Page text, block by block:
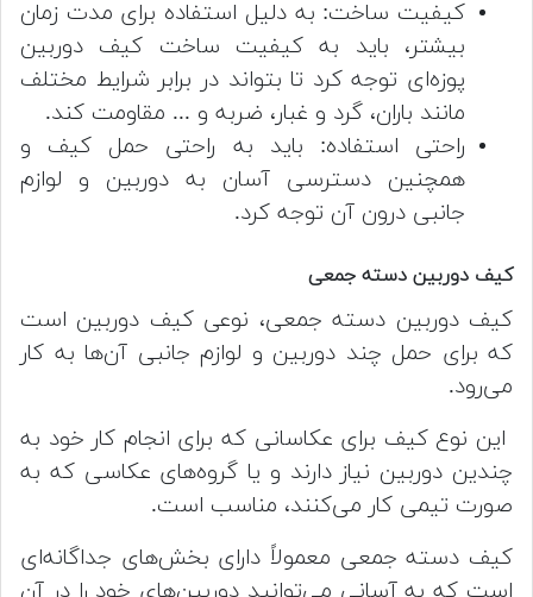
کیفیت ساخت: به دلیل استفاده برای مدت زمان
بیشتر، باید به کیفیت ساخت کیف دوربین
پوزه‌ای توجه کرد تا بتواند در برابر شرایط مختلف
مانند باران، گرد و غبار، ضربه و ... مقاومت کند.
راحتی استفاده: باید به راحتی حمل کیف و
همچنین دسترسی آسان به دوربین و لوازم
جانبی درون آن توجه کرد.
کیف دوربین دسته جمعی
کیف دوربین دسته جمعی، نوعی کیف دوربین است
که برای حمل چند دوربین و لوازم جانبی آن‌ها به کار
می‌رود.
این نوع کیف برای عکاسانی که برای انجام کار خود به
چندین دوربین نیاز دارند و یا گروه‌های عکاسی که به
صورت تیمی کار می‌کنند، مناسب است.
کیف دسته جمعی معمولاً دارای بخش‌های جداگانه‌ای
است که به آسانی می‌توانید دوربین‌های خود را در آن